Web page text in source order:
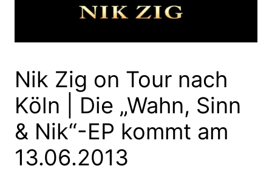
Nik Zig on Tour nach
Köln | Die „Wahn, Sinn
& Nik“-EP kommt am
13.06.2013